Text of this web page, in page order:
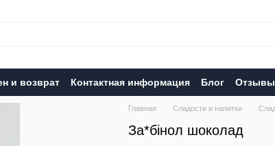
и возврат Контактная информация Блог Отзывы
Главная Сладости и напитки
За*бінол шоколад